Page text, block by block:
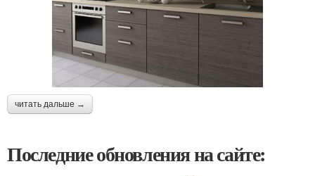
читать дальше →
Последние обновления на сайте: